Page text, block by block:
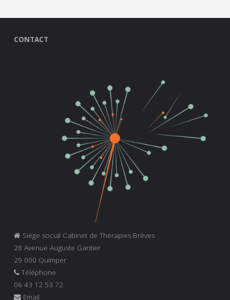
CONTACT
Siège social Cabinet de Thérapies Brèves
28 Avenue Auguste Gantier
29 000 Quimper
Téléphone
06 43 12 53 72
Email